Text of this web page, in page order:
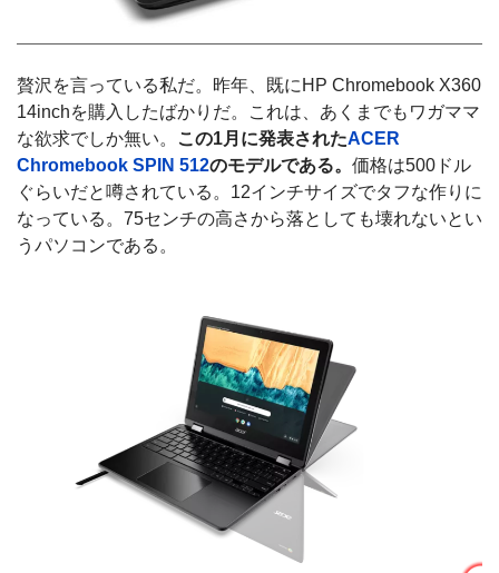
贅沢を言っている私だ。昨年、既にHP Chromebook X360
14inchを購入したばかりだ。これは、あくまでもワガママ
な欲求でしか無い。
この1月に発表されたACER
Chromebook SPIN 512のモデルである。 価格は500ドル
ぐらいだと噂されている。12インチサイズでタフな作りに
なっている。75センチの高さから落としても壊れないとい
うパソコンである。